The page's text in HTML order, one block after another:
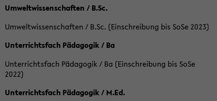
Umweltwissenschaften / B.Sc.
Umweltwissenschaften / B.Sc. (Einschreibung bis SoSe 2023)
Unterrichtsfach Pädagogik / Ba
Unterrichtsfach Pädagogik / Ba (Einschreibung bis SoSe
2022)
Unterrichtsfach Pädagogik / M.Ed.